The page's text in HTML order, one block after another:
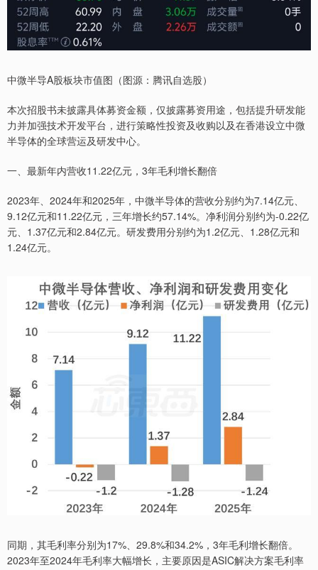
中微半导A股板块市值图（图源：腾讯自选股）
本次招股书未披露具体募资金额，仅披露募资用途，包括提升研发能
力并加强技术开发平台，进行策略性投资及收购以及在香港设立中微
半导体的全球营运及研发中心。
一、最新年内营收11.22亿元，3年毛利增长翻倍
2023年、2024年和2025年，中微半导体的营收分别约为7.14亿元、
9.12亿元和11.22亿元，三年增长约57.14%。净利润分别约为-0.22亿
元、1.37亿元和2.84亿元。研发费用分别约为1.2亿元、1.28亿元和
1.24亿元。
同期，其毛利率分别为17%、29.8%和34.2%，3年毛利增长翻倍。
2023年至2024年毛利率大幅增长，主要原因是ASIC解决方案毛利率